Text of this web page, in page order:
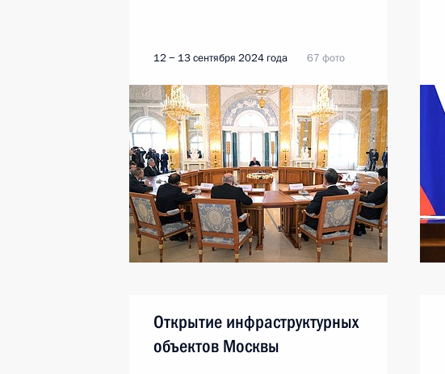
12 − 13 сентября 2024 года 67 фото
Открытие инфраструктурных
объектов Москвы